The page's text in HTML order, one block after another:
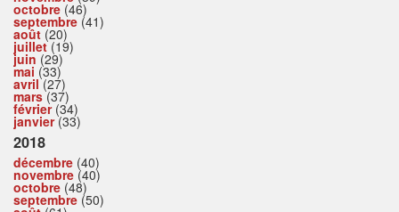
octobre (46)
septembre (41)
août (20)
juillet(19)
juin (29)
mai (33)
avril(27)
mars(37)
février(34)
janvier(33)
2018
décembre (40)
novembre (40)
octobre (48)
septembre (50)